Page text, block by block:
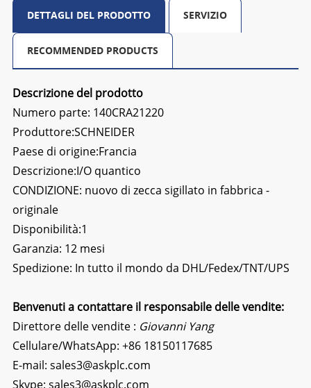
DETTAGLI DEL PRODOTTO SERVIZIO
RECOMMENDED PRODUCTS
Descrizione del prodotto
Numero parte: 140CRA21220
Produttore:SCHNEIDER
Paese di origine:Francia
Descrizione:I/O quantico
CONDIZIONE: nuovo di zecca sigillato in fabbrica -
originale
Disponibilità:1
Garanzia: 12 mesi
Spedizione: In tutto il mondo da DHL/Fedex/TNT/UPS
Benvenuti a contattare il responsabile delle vendite:
Direttore delle vendite : Giovanni Yang
Cellulare/WhatsApp: +86 18150117685
E-mail: sales3@askplc.com
Skype: sales3@askplc.com